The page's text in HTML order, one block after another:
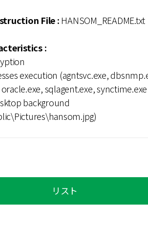
File :HANSOM_README.txt
:
execution (agntsvc.exe,
sqlagent.exe,
background
リスト